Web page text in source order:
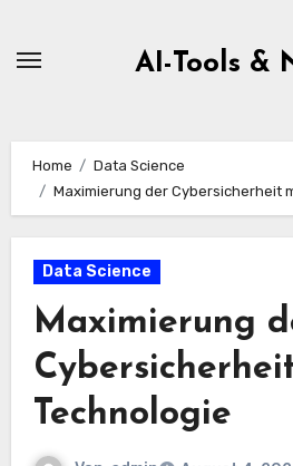
AI-Tools &
Home
Data Science
Maximierung der Cybersicherheit
Data Science
Maximierung
Technologie